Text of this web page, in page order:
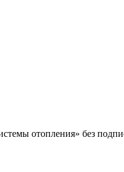
отопления» без